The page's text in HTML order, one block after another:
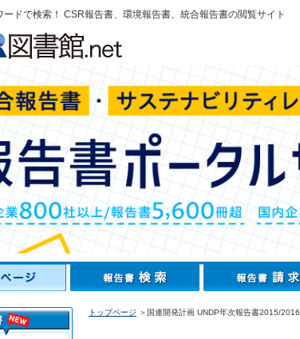
ードで検索！ CSR報告書、環境報告書、統合報告書の閲覧サイト
トップページ ＞国連開発計画 UNDP年次報告書2015/2016